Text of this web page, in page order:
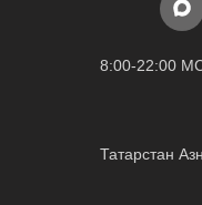
8:00-22:00
Татарстан